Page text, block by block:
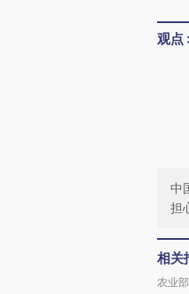
观点
中
担
相关
农业